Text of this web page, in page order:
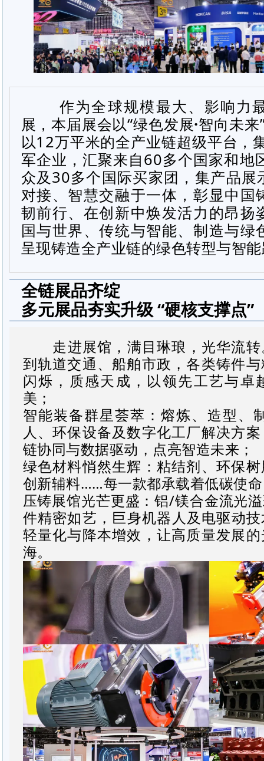
作为全球规模最大、影响力
展，本届展会以“绿色发展·智向未来
以12万平米的全产业链超级平台，
军企业，汇聚来自60多个国家和地
众及30多个国际买家团，集产品
对接、智慧交融于一体，彰显中国
韧前行、在创新中焕发活力的昂扬
国与世界、传统与智能、制造与绿
呈现铸造全产业链的绿色转型与智
全链展品齐绽
多元展品夯实升级 “硬核支撑点”
走进展馆，满目琳琅，光华流转
到轨道交通、船舶市政，各类铸件
闪烁，质感天成，以领先工艺与卓
美；
智能装备群星荟萃：熔炼、造型、
人、环保设备及数字化工厂解决方
链协同与数据驱动，点亮智造未来；
绿色材料悄然生辉：粘结剂、环保
创新辅料……每一款都承载着低碳使
压铸展馆光芒更盛：铝/镁合金流光
件精密如艺，巨身机器人及电驱动
轻量化与降本增效，让高质量发展
海。